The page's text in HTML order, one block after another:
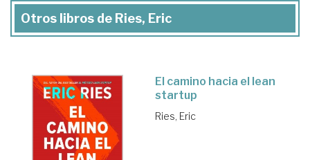
Otros libros de Ries, Eric
El camino hacia el lean
startup
Ries, Eric